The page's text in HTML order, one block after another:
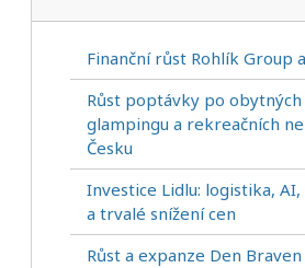
Finanční růst Rohlík Group
Růst poptávky po obytných
glampingu a rekreačních
Česku
Investice Lidlu: logistika,
a trvalé snížení cen
Růst a expanze Den